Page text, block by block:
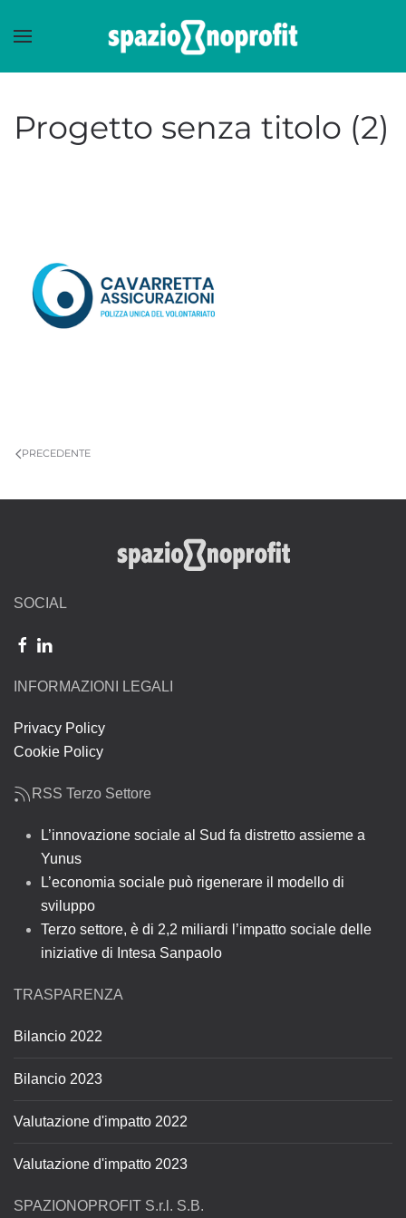
Skip to main content
Progetto senza titolo (2)
PRECEDENTE
SOCIAL
INFORMAZIONI LEGALI
Privacy Policy
Cookie Policy
RSS Terzo Settore
L’innovazione sociale al Sud fa distretto assieme a
Yunus
L’economia sociale può rigenerare il modello di
sviluppo
Terzo settore, è di 2,2 miliardi l’impatto sociale delle
iniziative di Intesa Sanpaolo
TRASPARENZA
Bilancio 2022
Bilancio 2023
Valutazione d'impatto 2022
Valutazione d'impatto 2023
SPAZIONOPROFIT S.r.l. S.B.